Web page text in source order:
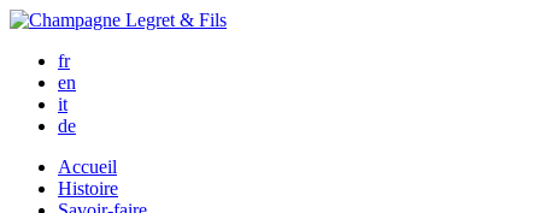
fr
en
it
de
Accueil
Histoire